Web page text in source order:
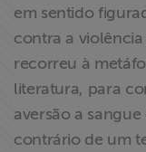
>> Conteúdo
exclusivo para
associados
Assine a nossa
em sentido
contra a
recorreu à
literatura, para
aversão a
contrário de um